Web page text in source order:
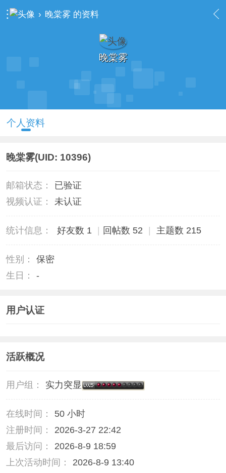
› 晚棠雾 的资料
晚棠雾
个人资料
晚棠雾(UID: 10396)
邮箱状态：
已验证
视频认证：
未认证
统计信息： 好友数 1 | 回帖数 52 | 主题数 215
性别：
保密
生日：
-
用户认证
活跃概况
用户组： 实力突显
在线时间：
50 小时
注册时间：
2026-3-27 22:42
最后访问：
2026-8-9 18:59
上次活动时间：
2026-8-9 13:40